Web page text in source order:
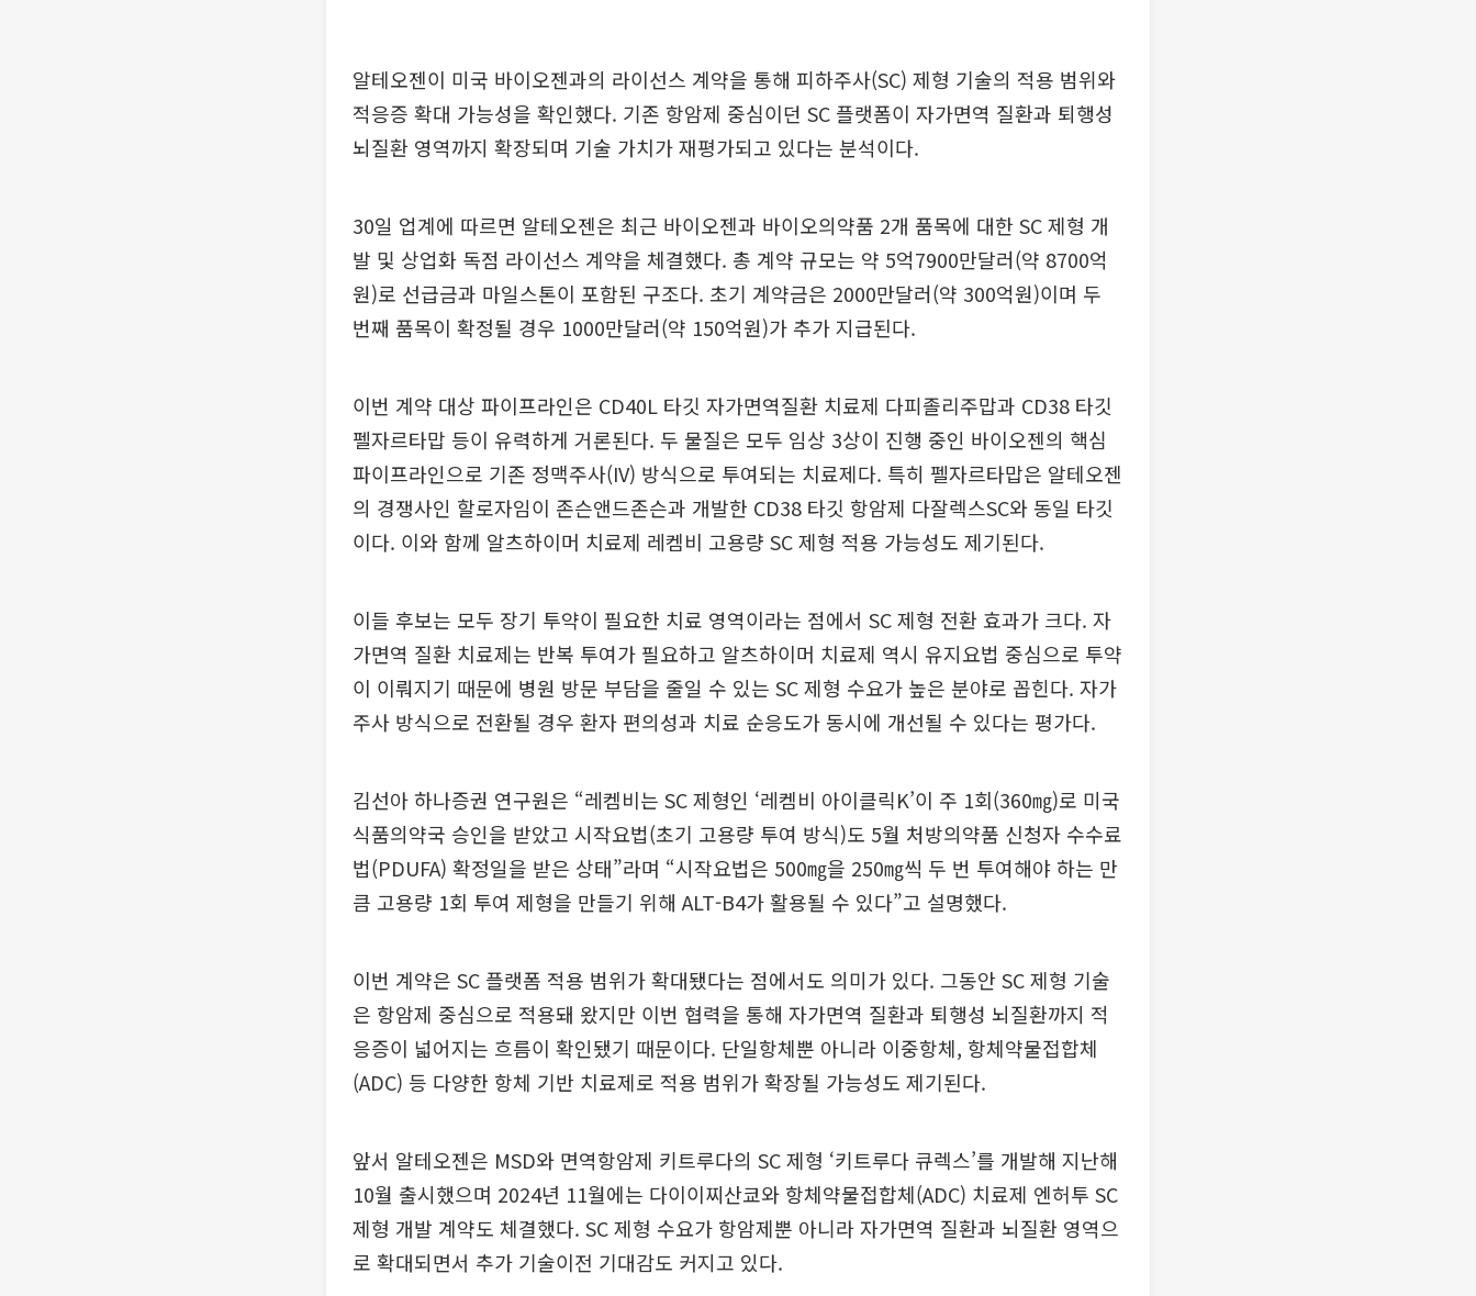
알테오젠이 미국 바이오젠과의 라이선스 계약을 통해 피하주사(SC) 제형 기술의 적용 범위와
적응증 확대 가능성을 확인했다. 기존 항암제 중심이던 SC 플랫폼이 자가면역 질환과 퇴행성
뇌질환 영역까지 확장되며 기술 가치가 재평가되고 있다는 분석이다.
30일 업계에 따르면 알테오젠은 최근 바이오젠과 바이오의약품 2개 품목에 대한 SC 제형 개
발 및 상업화 독점 라이선스 계약을 체결했다. 총 계약 규모는 약 5억7900만달러(약 8700억
원)로 선급금과 마일스톤이 포함된 구조다. 초기 계약금은 2000만달러(약 300억원)이며 두
번째 품목이 확정될 경우 1000만달러(약 150억원)가 추가 지급된다.
이번 계약 대상 파이프라인은 CD40L 타깃 자가면역질환 치료제 다피졸리주맙과 CD38 타깃
펠자르타맙 등이 유력하게 거론된다. 두 물질은 모두 임상 3상이 진행 중인 바이오젠의 핵심
파이프라인으로 기존 정맥주사(IV) 방식으로 투여되는 치료제다. 특히 펠자르타맙은 알테오젠
의 경쟁사인 할로자임이 존슨앤드존슨과 개발한 CD38 타깃 항암제 다잘렉스SC와 동일 타깃
이다. 이와 함께 알츠하이머 치료제 레켐비 고용량 SC 제형 적용 가능성도 제기된다.
이들 후보는 모두 장기 투약이 필요한 치료 영역이라는 점에서 SC 제형 전환 효과가 크다. 자
가면역 질환 치료제는 반복 투여가 필요하고 알츠하이머 치료제 역시 유지요법 중심으로 투약
이 이뤄지기 때문에 병원 방문 부담을 줄일 수 있는 SC 제형 수요가 높은 분야로 꼽힌다. 자가
주사 방식으로 전환될 경우 환자 편의성과 치료 순응도가 동시에 개선될 수 있다는 평가다.
김선아 하나증권 연구원은 “레켐비는 SC 제형인 ‘레켐비 아이클릭K’이 주 1회(360㎎)로 미국
식품의약국 승인을 받았고 시작요법(초기 고용량 투여 방식)도 5월 처방의약품 신청자 수수료
법(PDUFA) 확정일을 받은 상태”라며 “시작요법은 500㎎을 250㎎씩 두 번 투여해야 하는 만
큼 고용량 1회 투여 제형을 만들기 위해 ALT-B4가 활용될 수 있다”고 설명했다.
이번 계약은 SC 플랫폼 적용 범위가 확대됐다는 점에서도 의미가 있다. 그동안 SC 제형 기술
은 항암제 중심으로 적용돼 왔지만 이번 협력을 통해 자가면역 질환과 퇴행성 뇌질환까지 적
응증이 넓어지는 흐름이 확인됐기 때문이다. 단일항체뿐 아니라 이중항체, 항체약물접합체
(ADC) 등 다양한 항체 기반 치료제로 적용 범위가 확장될 가능성도 제기된다.
앞서 알테오젠은 MSD와 면역항암제 키트루다의 SC 제형 ‘키트루다 큐렉스’를 개발해 지난해
10월 출시했으며 2024년 11월에는 다이이찌산쿄와 항체약물접합체(ADC) 치료제 엔허투 SC
제형 개발 계약도 체결했다. SC 제형 수요가 항암제뿐 아니라 자가면역 질환과 뇌질환 영역으
로 확대되면서 추가 기술이전 기대감도 커지고 있다.